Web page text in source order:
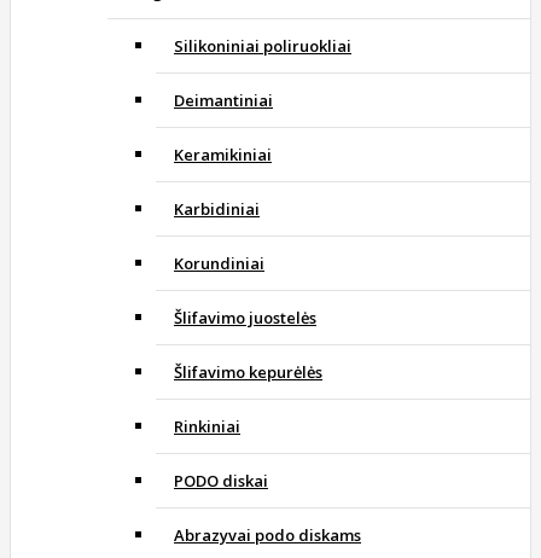
Silikoniniai poliruokliai
Deimantiniai
Keramikiniai
Karbidiniai
Korundiniai
Šlifavimo juostelės
Šlifavimo kepurėlės
Rinkiniai
PODO diskai
Abrazyvai podo diskams